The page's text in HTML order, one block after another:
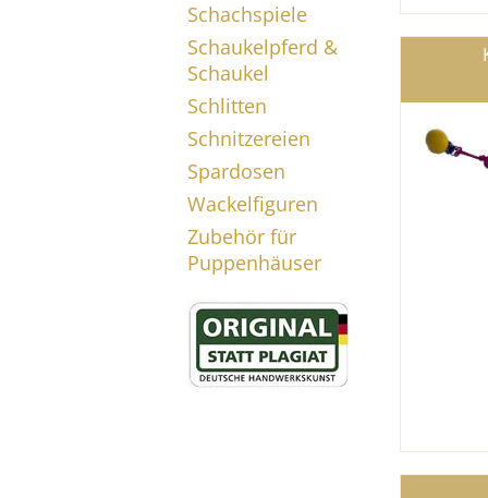
Schachspiele
Schaukelpferd &
Schaukel
Schlitten
Schnitzereien
Spardosen
Wackelfiguren
Zubehör für
Puppenhäuser